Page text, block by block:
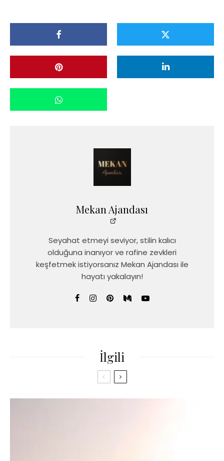
Mekan Ajandası
Seyahat etmeyi seviyor, stilin kalıcı
olduğuna inanıyor ve rafine zevkleri
keşfetmek istiyorsanız Mekan Ajandası ile
hayatı yakalayın!
İlgili